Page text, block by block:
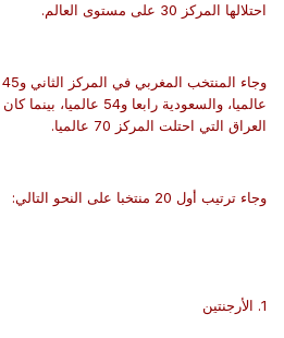
احتلالها المركز 30 على مستوى العالم.
عالميا، والسعودية رابعا
العراق التي احتلت المركز 70 عالميا.
وجاء ترتيب أول 20 منتخبا على النحو التالي: